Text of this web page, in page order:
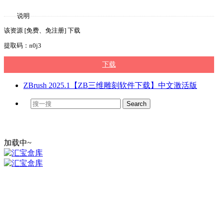
说明
该资源 [免费、免注册] 下载
提取码：n0j3
下载
ZBrush 2025.1【ZB三维雕刻软件下载】中文激活版
加载中~